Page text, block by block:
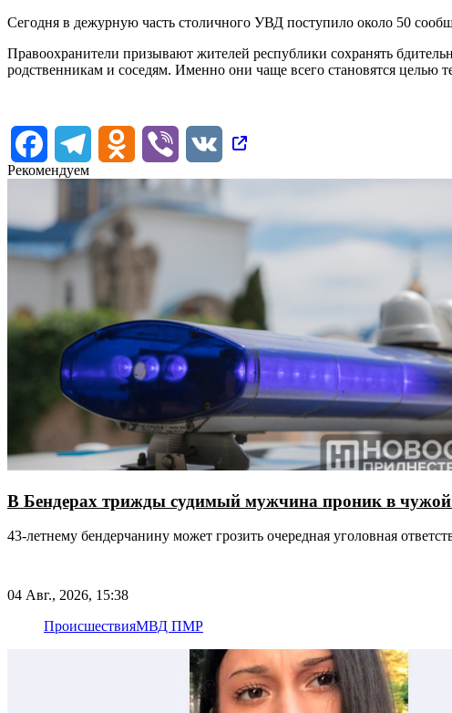
Сегодня в дежурную часть столичного УВД поступило около 50
Правоохранители призывают жителей республики сохранять
родственникам и соседям. Именно они чаще всего становятся целью
FacebookTelegram Odnoklassniki
Viber
VK
Рекомендуем
В Бендерах трижды судимый мужчина проник в
43-летнему бендерчанину может грозить очередная уголовная
04 Авг., 2026, 15:38
ПроисшествияМВД ПМР